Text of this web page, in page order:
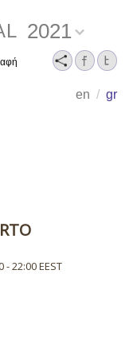
2021
en / gr
22:00 EEST